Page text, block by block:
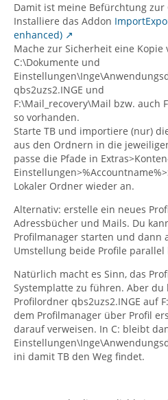
Damit ist meine Befürchtung zur
Installiere das Addon
enhanced)
Mache zur Sicherheit eine Kopie
C:\Dokumente und
qbs2uzs2.INGE und
F:\Mail_recovery\Mail bzw. auch
so vorhanden.
Starte TB und importiere (nur)
aus den Ordnern in die
passe die Pfade in
Lokaler Ordner wieder an.
Alternativ: erstelle ein neues
Adressbücher und Mails. Du
Profilmanager starten und dann
Umstellung beide Profile
Natürlich macht es Sinn, das
Systemplatte zu führen. Aber du
Profilordner qbs2uzs2.INGE auf
dem Profilmanager über Profil
darauf verweisen. In C: bleibt
ini damit TB den Weg findet.